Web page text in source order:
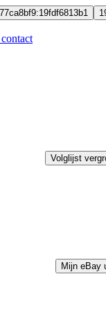
Volglijst
Mijn eBay